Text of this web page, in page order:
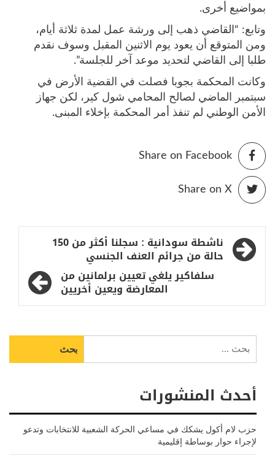
بمواضيع أخرى.
وتابع: “القاضي ذهب إلى ورشة عمل لمدة ثلاثة أيام،
ومن المتوقع أن يعود يوم الاثنين المقبل وسوف نقدم
طلبا إلى القاضي لتحديد موعد آخر للجلسة”.
وكانت المحكمة بجوبا فصلت في القضية الأرض في
سبتمبر الماضي لصالح المحامي شول كير، لكن جهاز
الأمن الوطني لم تنفذ أمر المحكمة بإخلاء المبنى.
Share on Facebook
Share on X
تصفّح
المقالات
ناشطة سودانية : سجلنا أكثر من 150
حالة من جرائم العنف الجنسي
سلفاكير يلغي تعيين برلمانين من
المعارضة ويعين أخريين
عن:
أحدث المنشورات
حزب لام أكول يشكك في مساعي الحركة الشعبية للانتخابات وتدعو
لإجراء حوار بوساطة إقليمية